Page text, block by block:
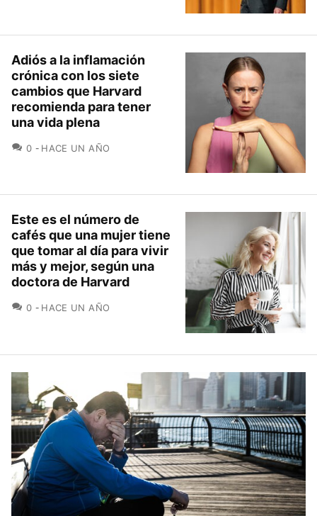
Adiós a la inflamación
crónica con los siete
cambios que Harvard
recomienda para tener
una vida plena
0 COMENTARIOS
HACE UN AÑO
Este es el número de
cafés que una mujer tiene
que tomar al día para vivir
más y mejor, según una
doctora de Harvard
0 COMENTARIOS
HACE UN AÑO